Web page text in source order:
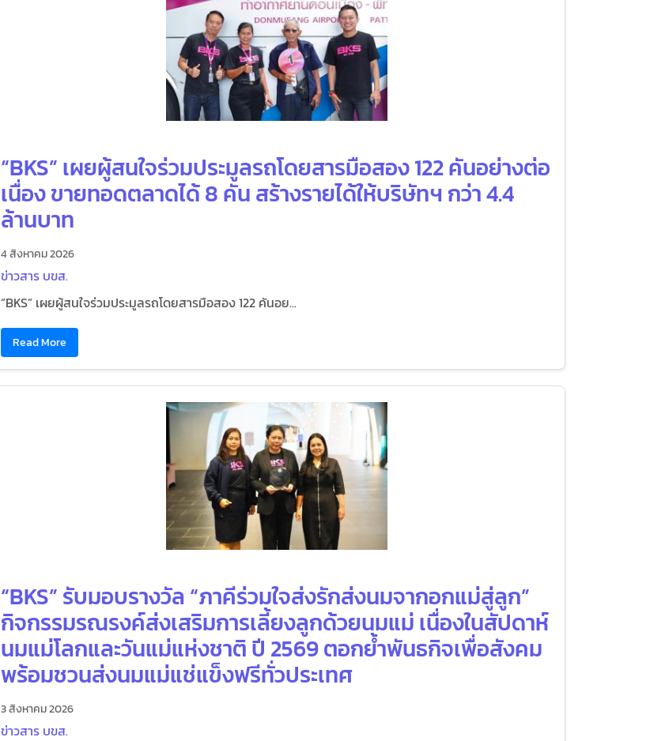
“BKS” เผยผู้สนใจร่วมประมูลรถโดยสารมือสอง 122 คันอย่างต่อ
เนื่อง ขายทอดตลาดได้ 8 คัน สร้างรายได้ให้บริษัทฯ กว่า 4.4
ล้านบาท
4 สิงหาคม 2026
ข่าวสาร บขส.
“BKS” เผยผู้สนใจร่วมประมูลรถโดยสารมือสอง 122 คันอย...
Read More
“BKS” รับมอบรางวัล “ภาคีร่วมใจส่งรักส่งนมจากอกแม่สู่ลูก”
กิจกรรมรณรงค์ส่งเสริมการเลี้ยงลูกด้วยนมแม่ เนื่องในสัปดาห์
นมแม่โลกและวันแม่แห่งชาติ ปี 2569 ตอกย้ำพันธกิจเพื่อสังคม
พร้อมชวนส่งนมแม่แช่แข็งฟรีทั่วประเทศ
3 สิงหาคม 2026
ข่าวสาร บขส.